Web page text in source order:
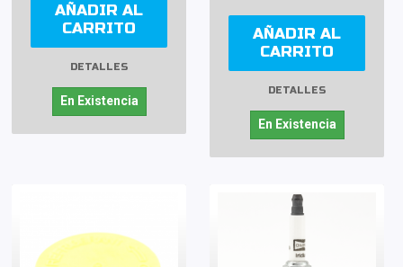
AÑADIR AL
CARRITO
DETALLES
En Existencia
AÑADIR AL
CARRITO
DETALLES
En Existencia